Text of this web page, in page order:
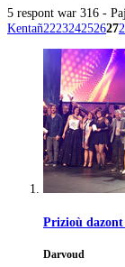
5 respont war 316 -
Kentañ222324252627
Prizioù dazont
Darvoud